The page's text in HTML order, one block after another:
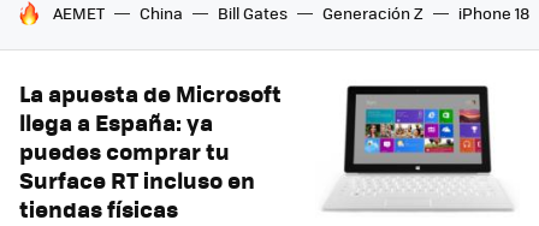
HOY SE HABLA DE
AEMET China Bill Gates Generación Z iPhone 18
La apuesta de Microsoft
llega a España: ya
puedes comprar tu
Surface RT incluso en
tiendas físicas